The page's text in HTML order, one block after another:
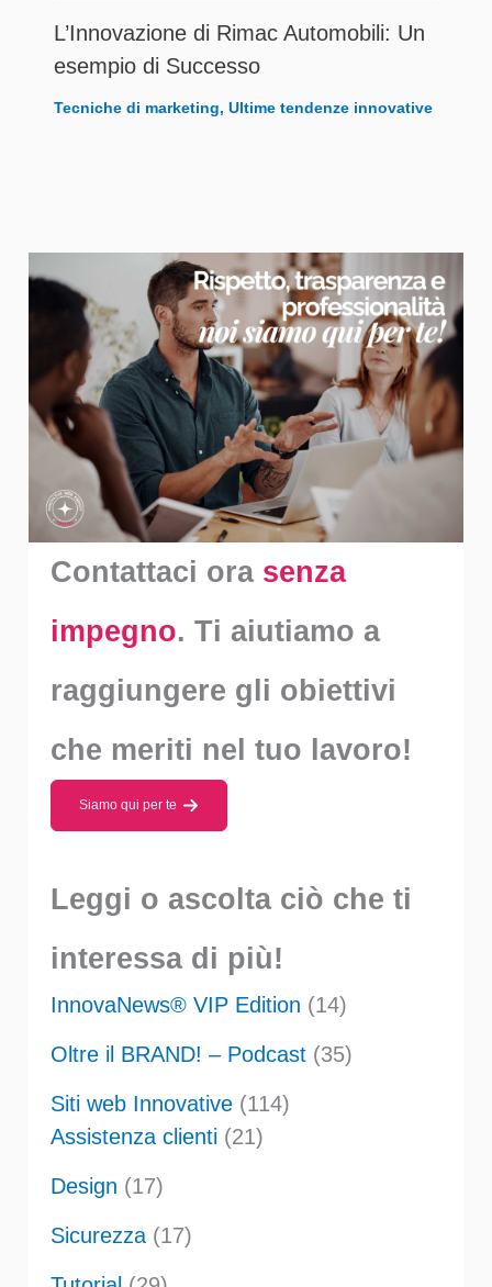
L’Innovazione di Rimac Automobili: Un
esempio di Successo
Tecniche di marketing, Ultime tendenze innovative
Contattaci ora senza
impegno. Ti aiutiamo a
raggiungere gli obiettivi
che meriti nel tuo lavoro!
Siamo qui per te
Leggi o ascolta ciò che ti
interessa di più!
InnovaNews® VIP Edition (14)
Oltre il BRAND! – Podcast(35)
Siti web Innovative(114)
Assistenza clienti(21)
Design (17)
Sicurezza(17)